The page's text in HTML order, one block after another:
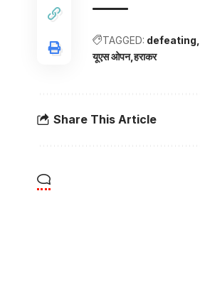
TAGGED: defeating
यूएस ओपन हराकर
Share This Article